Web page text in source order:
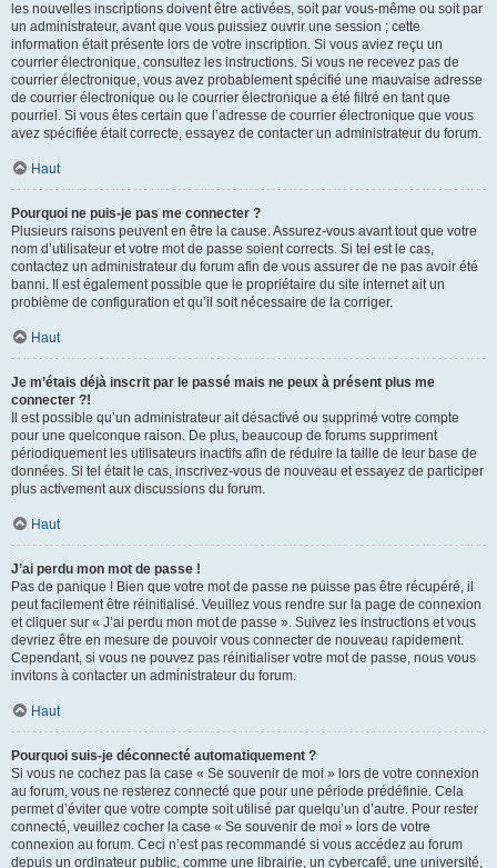
les nouvelles inscriptions doivent être activées, soit par vous-même ou soit par
un administrateur, avant que vous puissiez ouvrir une session ; cette
information était présente lors de votre inscription. Si vous aviez reçu un
courrier électronique, consultez les instructions. Si vous ne recevez pas de
courrier électronique, vous avez probablement spécifié une mauvaise adresse
de courrier électronique ou le courrier électronique a été filtré en tant que
pourriel. Si vous êtes certain que l’adresse de courrier électronique que vous
avez spécifiée était correcte, essayez de contacter un administrateur du forum.
Haut
Pourquoi ne puis-je pas me connecter ?
Plusieurs raisons peuvent en être la cause. Assurez-vous avant tout que votre
nom d’utilisateur et votre mot de passe soient corrects. Si tel est le cas,
contactez un administrateur du forum afin de vous assurer de ne pas avoir été
banni. Il est également possible que le propriétaire du site internet ait un
problème de configuration et qu’il soit nécessaire de la corriger.
Haut
Je m’étais déjà inscrit par le passé mais ne peux à présent plus me
connecter ?!
Il est possible qu’un administrateur ait désactivé ou supprimé votre compte
pour une quelconque raison. De plus, beaucoup de forums suppriment
périodiquement les utilisateurs inactifs afin de réduire la taille de leur base de
données. Si tel était le cas, inscrivez-vous de nouveau et essayez de participer
plus activement aux discussions du forum.
Haut
J’ai perdu mon mot de passe !
Pas de panique ! Bien que votre mot de passe ne puisse pas être récupéré, il
peut facilement être réinitialisé. Veuillez vous rendre sur la page de connexion
et cliquer sur « J’ai perdu mon mot de passe ». Suivez les instructions et vous
devriez être en mesure de pouvoir vous connecter de nouveau rapidement.
Cependant, si vous ne pouvez pas réinitialiser votre mot de passe, nous vous
invitons à contacter un administrateur du forum.
Haut
Pourquoi suis-je déconnecté automatiquement ?
Si vous ne cochez pas la case « Se souvenir de moi » lors de votre connexion
au forum, vous ne resterez connecté que pour une période prédéfinie. Cela
permet d’éviter que votre compte soit utilisé par quelqu’un d’autre. Pour rester
connecté, veuillez cocher la case « Se souvenir de moi » lors de votre
connexion au forum. Ceci n’est pas recommandé si vous accédez au forum
depuis un ordinateur public, comme une librairie, un cybercafé, une université,